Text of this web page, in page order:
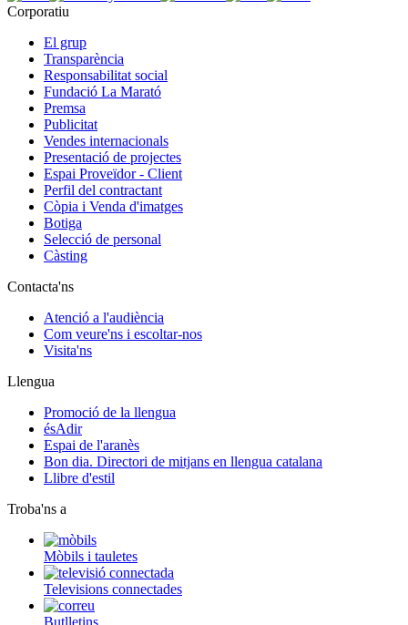
Corporatiu
El grup
Transparència
Responsabilitat social
Fundació La Marató
Premsa
Publicitat
Vendes internacionals
Presentació de projectes
Espai Proveïdor - Client
Perfil del contractant
Còpia i Venda d'imatges
Botiga
Selecció de personal
Càsting
Contacta'ns
Atenció a l'audiència
Com veure'ns i escoltar-nos
Visita'ns
Llengua
Promoció de la llengua
ésAdir
Espai de l'aranès
Bon dia. Directori de mitjans en llengua catalana
Llibre d'estil
Troba'ns a
Mòbils i tauletes
Televisions connectades
Butlletins